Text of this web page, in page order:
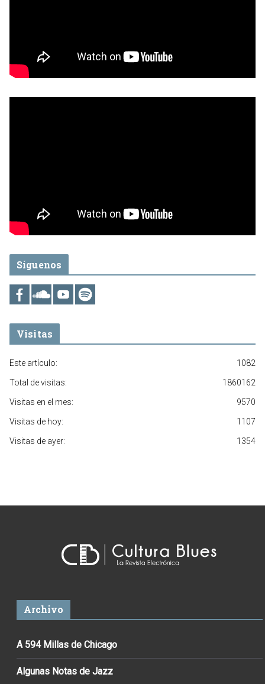
Síguenos
Visitas
1082
Este artículo:
1860162
Total de visitas:
9570
Visitas en el mes:
1107
Visitas de hoy:
1354
Visitas de ayer:
Archivo
A 594 Millas de Chicago
Algunas Notas de Jazz